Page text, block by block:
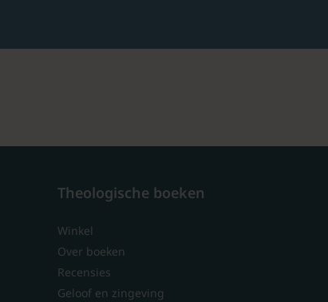
Theologische boeken
Winkel
Over boeken
Recensies
Geloof en zingeving